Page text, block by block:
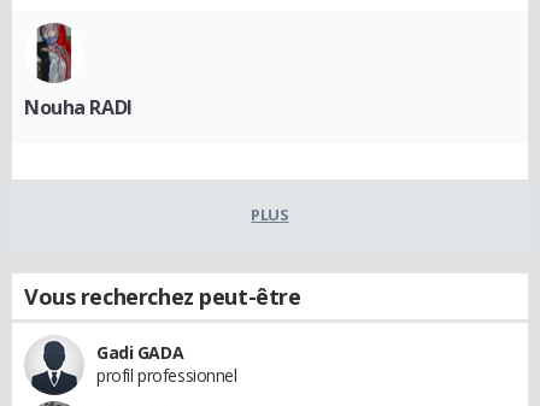
Nouha RADI
PLUS
Vous recherchez peut-être
Gadi GADA
profil professionnel